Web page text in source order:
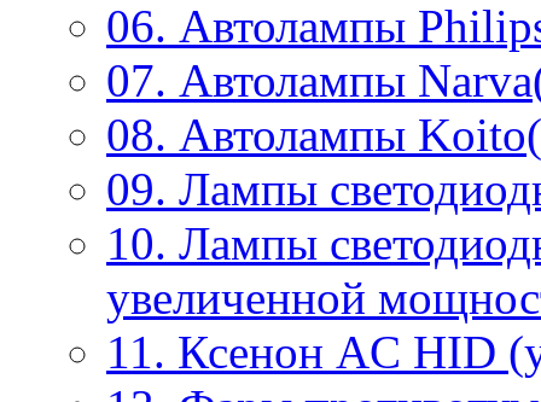
06. Автолампы
07. Автолампы
08. Автолампы
09. Лампы
10. Лампы
увеличенной
11. Ксенон AC HID